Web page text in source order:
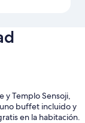
y Templo Sensoji,
buffet incluido y
en la habitación.